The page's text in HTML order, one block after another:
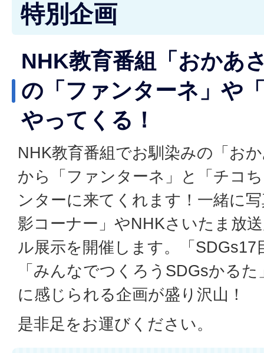
特別企画
NHK教育番組「おかあ
の「ファンターネ」や
やってくる！
NHK教育番組でお馴染みの「お
から「ファンターネ」と「チコ
ンターに来てくれます！一緒に
影コーナー」やNHKさいたま放
ル展示を開催します。「
「みんなでつくろうSDGsかる
に感じられる企画が盛り沢山！
是非足をお運びください。